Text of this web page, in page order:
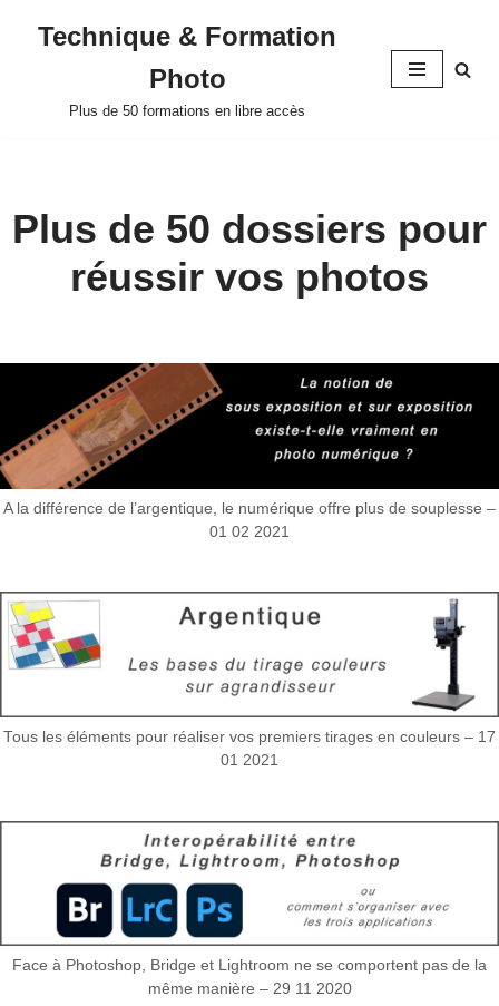
contenu
Technique & Formation
Photo
Plus de 50 formations en libre accès
Plus de 50 dossiers pour
réussir vos photos
A la différence de l’argentique, le numérique offre plus de souplesse –
01 02 2021
Tous les éléments pour réaliser vos premiers tirages en couleurs – 17
01 2021
Face à Photoshop, Bridge et Lightroom ne se comportent pas de la
même manière – 29 11 2020